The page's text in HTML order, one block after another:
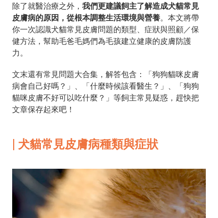
除了就醫治療之外， 我們更建議飼主了解造成犬貓常見
皮膚病的原因，從根本調整生活環境與營養 。本文將帶
你一次認識犬貓常見皮膚問題的類型、症狀與照顧／保
健方法，幫助毛爸毛媽們為毛孩建立健康的皮膚防護
力。
文末還有常見問題大合集，解答包含：「狗狗貓咪皮膚
病會自己好嗎？」、「什麼時候該看醫生？」、「狗狗
貓咪皮膚不好可以吃什麼？」等飼主常見疑惑，趕快把
文章保存起來吧！
| 犬貓常見皮膚病種類與症狀